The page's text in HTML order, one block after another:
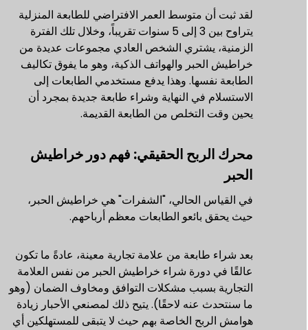
لقد ثبت أن متوسط العمر الافتراضي للطابعة المنزلية
يتراوح بين 3 إلى 5 سنوات تقريباً، وخلال تلك الفترة
الزمنية، يشتري الشخص العادي مجموعات عديدة من
خراطيش الحبر والهواتف الذكية، وهو ما يفوق تكاليف
الطابعة نفسها. وهذا يدفع مستخدمي الطابعات إلى
الاستسلام في النهاية وشراء طابعة جديدة بمجرد أن
يحين وقت التخلص من الطابعة القديمة.
محرك الربح الحقيقي: فهم دور خراطيش
الحبر
في القياس الحالي، "الشفرات" هي خراطيش الحبر،
حيث يحقق بائعو الطابعات معظم أرباحهم.
بعد شراء طابعة من علامة تجارية معينة، عادةً ما تكون
عالقًا في دورة شراء خراطيش الحبر من نفس العلامة
التجارية بسبب مشكلات التوافق ومخاوف الضمان (وهو
ما سنتحدث عنه لاحقًا). يتيح ذلك لمصنعي الأحبار زيادة
هوامش الربح الخاصة بهم حيث لا يتبقى للمستهلكين أي